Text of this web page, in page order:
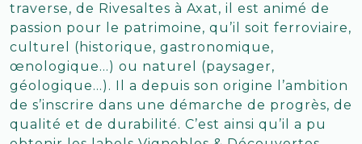
traverse, de Rivesaltes à Axat, il est animé de
passion pour le patrimoine, qu’il soit ferroviaire,
culturel (historique, gastronomique,
œnologique…) ou naturel (paysager,
géologique…). Il a depuis son origine l’ambition
de s’inscrire dans une démarche de progrès, de
qualité et de durabilité. C’est ainsi qu’il a pu